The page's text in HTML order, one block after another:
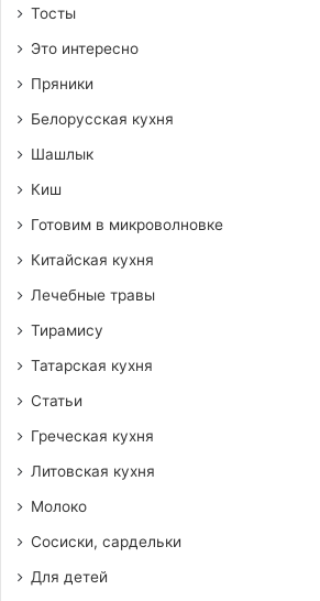
Тосты
Это интересно
Пряники
Белорусская кухня
Шашлык
Киш
Готовим в микроволновке
Китайская кухня
Лечебные травы
Тирамису
Татарская кухня
Статьи
Греческая кухня
Литовская кухня
Молоко
Сосиски, сардельки
Для детей